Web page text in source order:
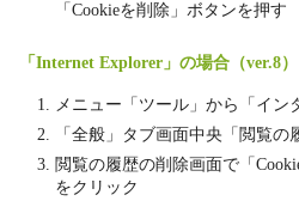
「Cookieを削除」ボタンを押す
「Internet Explorer」の場合（ver.8）
メニュー「ツール」から「イン
「全般」タブ画面中央「閲覧
閲覧の履歴の削除画面で「
をクリック